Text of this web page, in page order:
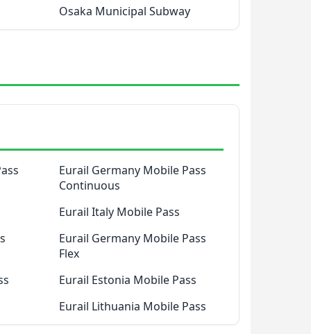
Osaka Municipal Subway
Eurail Germany Mobile Pass
Continuous
Eurail Italy Mobile Pass
Eurail Germany Mobile Pass
Flex
Eurail Estonia Mobile Pass
Eurail Lithuania Mobile Pass